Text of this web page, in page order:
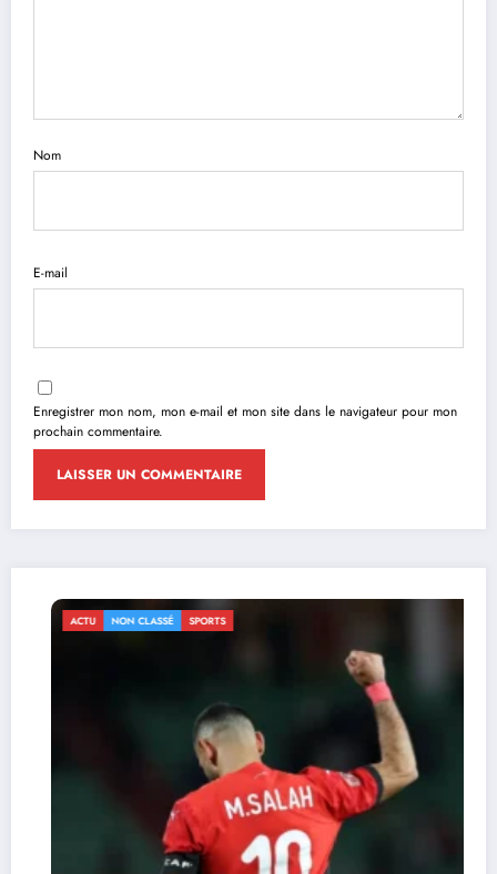
Nom
E-mail
Enregistrer mon nom, mon e-mail et mon site dans le navigateur pour mon
prochain commentaire.
ACTU NON CLASSÉ SPORTS